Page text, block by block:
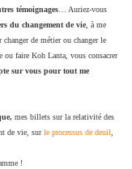
témoignages … Auriez-vous
du changement de vie , à me
de métier ou changer le
faire Koh Lanta, vous consacrer
sur vous pour tout me
mes billets sur la relativité des
de vie, surle processus de deuil
!